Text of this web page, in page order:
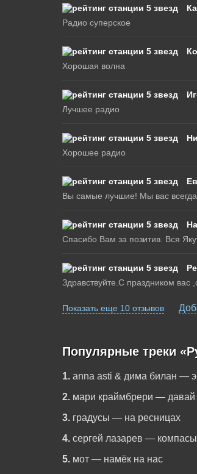
Радио суперское
Хорошая волна
Лучшее радио
Хорошее радио
Вы самые лучшие! Мы вас всегда
Спасибо Вам за позитив. Вся
Здравствуйте.С праздником
Показать еще 10 отзывов
Популярные треки
1. anna asti & дима билан —
2. мари краймбрери — давай
3. градусы — на ресницах
4. сергей лазарев — компасы
5. мот — намёк на нас